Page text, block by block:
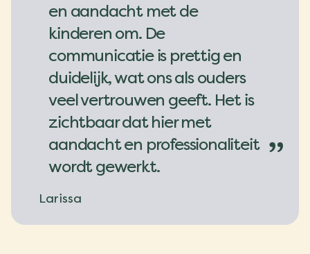
Larissa
en aandacht met de
kinderen om. De
communicatie is prettig en
duidelijk, wat ons als ouders
veel vertrouwen geeft. Het is
zichtbaar dat hier met
aandacht en professionaliteit
wordt gewerkt.
”